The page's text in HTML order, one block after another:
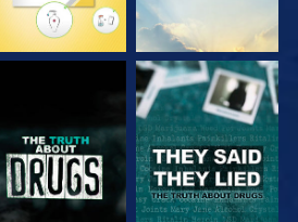
MŰSORNÉZÉS MŰSORNÉZÉS